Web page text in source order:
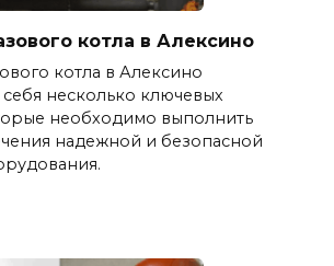
котла в Алексино
котла в Алексино
себя несколько ключевых
необходимо выполнить
надежной и безопасной